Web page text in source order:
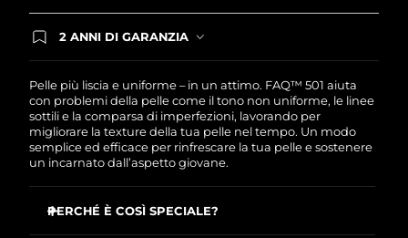
2 ANNI DI GARANZIA
che, in caso di difetti nei primi 2 anni dalla data di
acquisto, FOREO sostituirà il tuo prodotto
gratuitamente.
Pelle più liscia e uniforme – in un attimo. FAQ™ 501 aiuta
con problemi della pelle come il tono non uniforme, le linee
sottili e la comparsa di imperfezioni, lavorando per
migliorare la texture della tua pelle nel tempo. Un modo
semplice ed efficace per rinfrescare la tua pelle e sostenere
un incarnato dall’aspetto giovane.
PERCHÉ È COSÌ SPECIALE?